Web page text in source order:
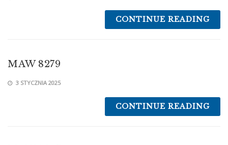
CONTINUE READING
MAW 8279
3 STYCZNIA 2025
CONTINUE READING